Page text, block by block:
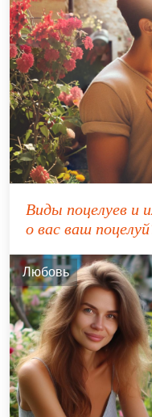
Виды поцелуев и
о вас ваш
Любовь